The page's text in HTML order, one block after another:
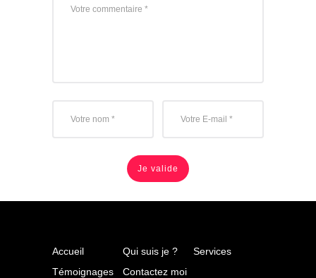
Accueil Qui suis je ?
Services
Témoignages
Contactez moi